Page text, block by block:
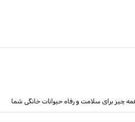
چیز برای سلامت و رفاه حیوانات خانگی شما